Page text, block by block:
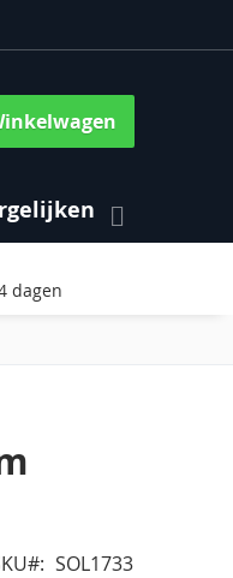
dagen
SOL1733